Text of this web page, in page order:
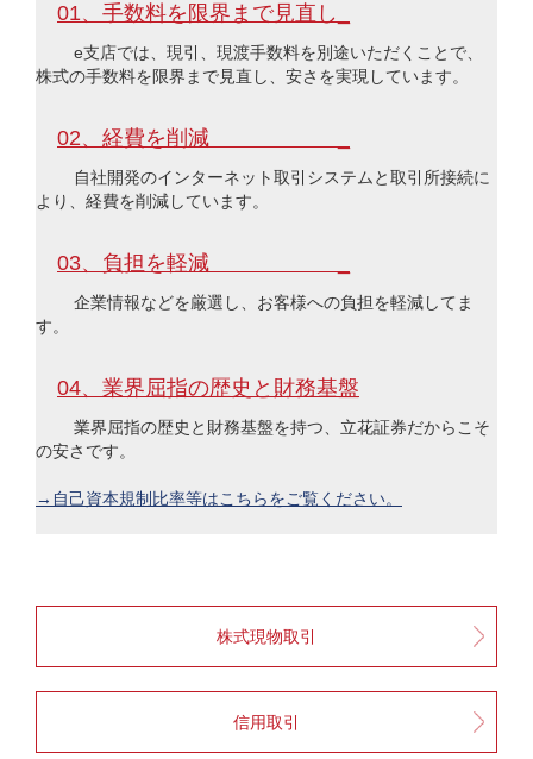
01、手数料を限界まで見直し_
e支店では、現引、現渡手数料を別途いただくことで、
株式の手数料を限界まで見直し、安さを実現しています。
02、経費を削減 _
自社開発のインターネット取引システムと取引所接続に
より、経費を削減しています。
03、負担を軽減 _
企業情報などを厳選し、お客様への負担を軽減してま
す。
04、業界屈指の歴史と財務基盤
業界屈指の歴史と財務基盤を持つ、立花証券だからこそ
の安さです。
→自己資本規制比率等はこちらをご覧ください。
株式現物取引
信用取引